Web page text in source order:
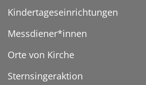
Kindertageseinrichtungen
Messdiener*innen
Orte von Kirche
Sternsingeraktion